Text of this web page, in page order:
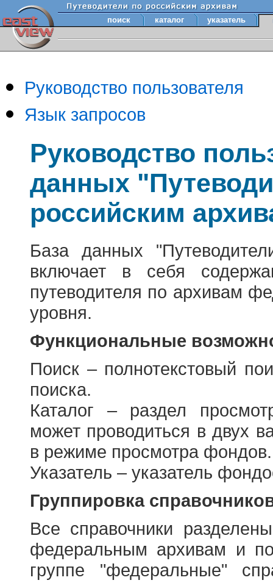
поиск каталог указатель
Руководство пользователя
Язык запросов
Руководство
данных
российским
База данных
включает в себя
путеводителя по архивам
уровня.
Функциональные
Поиск – полнотекстовый
поиска.
Каталог – раздел
может проводиться в двух
в режиме просмотра фондов.
Указатель – указатель
Группировка
Все справочники
федеральным архивам и
группе "федеральные"